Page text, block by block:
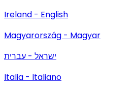
Ireland - English
Magyarország - Magyar
ישראל - עברית
Italia - Italiano